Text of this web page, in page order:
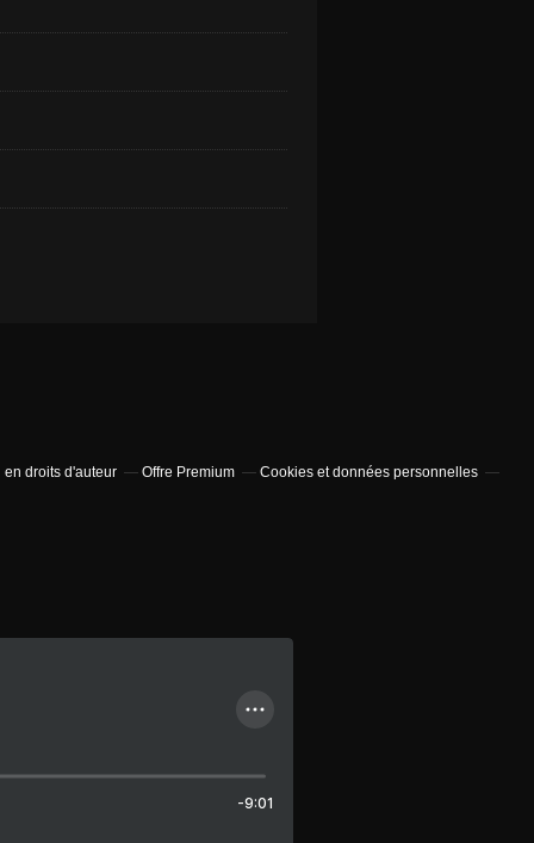
droits d'auteur Offre Premium Cookies et données personnelles
-9:01